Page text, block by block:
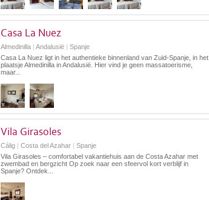
Casa La Nuez
Almedinilla | Andalusië | Spanje
Casa La Nuez ligt in het authentieke binnenland van Zuid-Spanje, in het
plaatsje Almedinilla in Andalusië. Hier vind je geen massatoerisme,
maar...
Vila Girasoles
Cálig | Costa del Azahar | Spanje
Vila Girasoles – comfortabel vakantiehuis aan de Costa Azahar met
zwembad en bergzicht Op zoek naar een sfeervol kort verblijf in
Spanje? Ontdek...